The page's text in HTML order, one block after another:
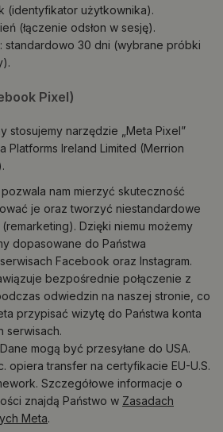
(identyfikator użytkownika).
(łączenie odsłon w sesję).
standardowo 30 dni (wybrane próbki
Pixel)
stosujemy narzędzie „Meta Pixel”
Platforms Ireland Limited (Merrion
nam mierzyć skuteczność
je oraz tworzyć niestandardowe
Dzięki niemu możemy
dopasowane do Państwa
Facebook oraz Instagram.
bezpośrednie połączenie z
odwiedzin na naszej stronie, co
przypisać wizytę do Państwa konta
serwisach.
mogą być przesyłane do USA.
opiera transfer na certyfikacie EU-U.S.
Szczegółowe informacje o
znajdą Państwo w Zasadach
Meta.